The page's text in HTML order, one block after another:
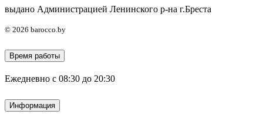
выдано Администрацией Ленинского р-на г.Бреста
© 2026 barocco.by
Время работы
Ежедневно с 08:30 до 20:30
Информация